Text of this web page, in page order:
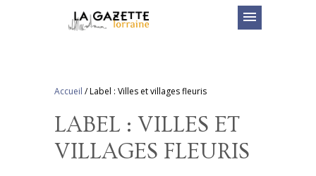
menu
Accueil /Label : Villes et villages fleuris
LABEL : VILLES ET
VILLAGES FLEURIS